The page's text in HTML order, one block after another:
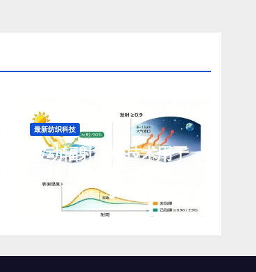
最新纺织科技
被动辐射制冷技术用于
前景如何？
8 月 7, 2026